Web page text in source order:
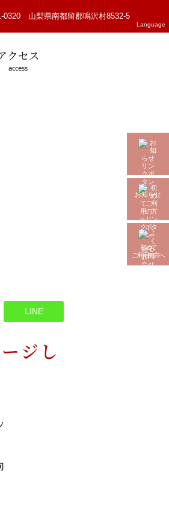
Language
0320 山梨県南都留郡鳴沢村8532-5
クセス
access
お知らせ
初めて
ご利用の方へ
LINE
ジし